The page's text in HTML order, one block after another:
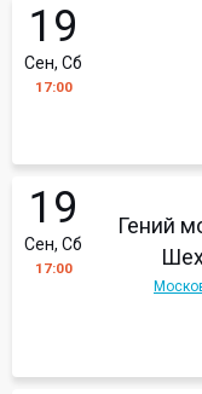
19
Сен, Сб
17:00
19
Сен, Сб
17:00
Гений